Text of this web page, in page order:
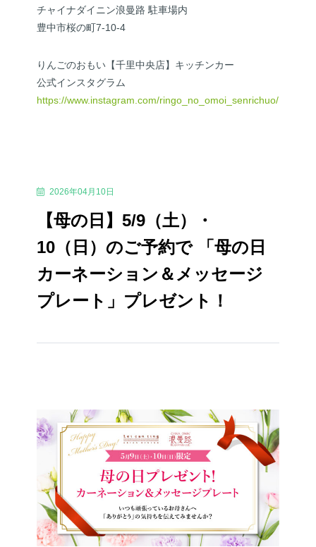
チャイナダイニン浪曼路 駐車場内
豊中市桜の町7-10-4
りんごのおもい【千里中央店】キッチンカー
公式インスタグラム
https://www.instagram.com/ringo_no_omoi_senrichuo/
2026年04月10日
【母の日】5/9（土）・
10（日）のご予約で 「母の日
カーネーション＆メッセージ
プレート」プレゼント！